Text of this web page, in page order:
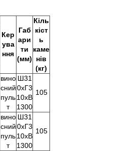
Кер
ува
ння
Габ
ари
ти
(мм)
Кіль
кіст
ь
каме
нів
(кг)
вино
сний
пуль
т
Ш31
0хГ3
10хВ
1300
105
вино
сний
пуль
т
Ш31
0хГ3
10хВ
1300
105